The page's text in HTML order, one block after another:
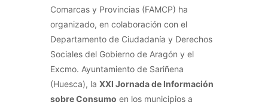
Comarcas y Provincias (FAMCP) ha
organizado, en colaboración con el
Departamento de Ciudadanía y Derechos
Sociales del Gobierno de Aragón y el
Excmo. Ayuntamiento de Sariñena
(Huesca), la XXI Jornada de Información
sobre Consumo en los municipios a